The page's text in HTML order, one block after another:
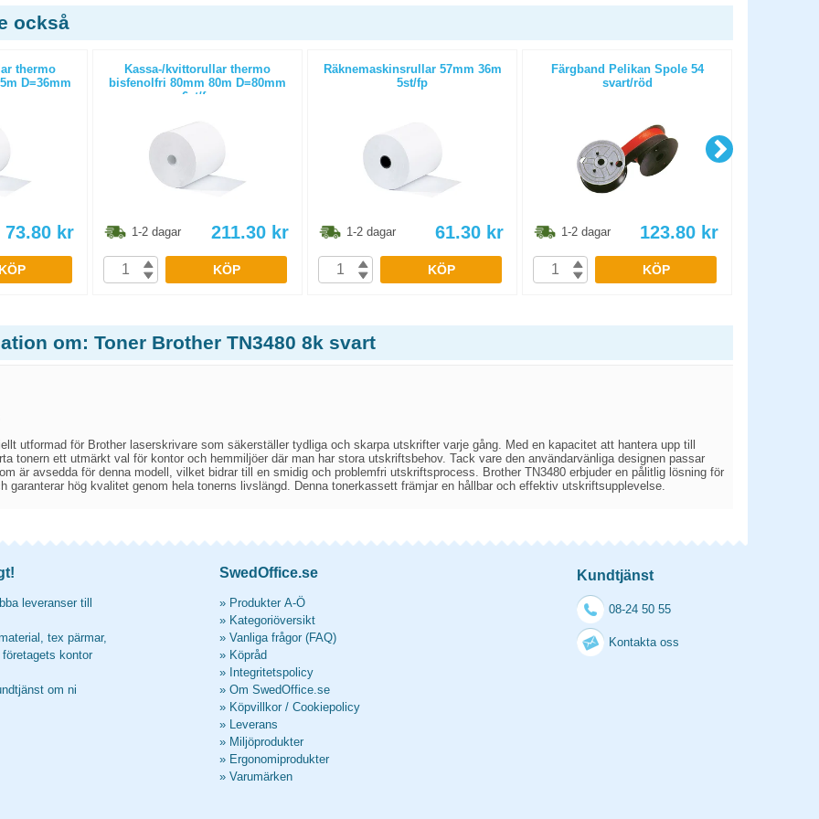
också
thermo
D=36mm
73.80 kr
KÖP
Kassa-/kvittorullar thermo
bisfenolfri 80mm 80m D=80mm
6st/fp
1-2 dagar 211.30 kr
KÖP
Räknemaskinsrullar 57mm 36m
5st/fp
1-2 dagar 61.30 kr
KÖP
Färgband Pelikan Spole 54
svart/röd
1-2 dagar 123.80 kr
KÖP
om: Toner Brother TN3480 8k svart
utformad för Brother laserskrivare som säkerställer tydliga och skarpa utskrifter varje gång. Med en kapacitet att hantera upp till
tonern ett utmärkt val för kontor och hemmiljöer där man har stora utskriftsbehov. Tack vare den användarvänliga designen passar
är avsedda för denna modell, vilket bidrar till en smidig och problemfri utskriftsprocess. Brother TN3480 erbjuder en pålitlig lösning för
garanterar hög kvalitet genom hela tonerns livslängd. Denna tonerkassett främjar en hållbar och effektiv utskriftsupplevelse.
leveranser till
tex pärmar,
kontor
om ni
SwedOffice.se
» Produkter A-Ö
» Kategoriöversikt
» Vanliga frågor (FAQ)
» Köpråd
» Integritetspolicy
» Om SwedOffice.se
» Köpvillkor / Cookiepolicy
» Leverans
» Miljöprodukter
» Ergonomiprodukter
» Varumärken
Kundtjänst
08-24 50 55
Kontakta oss